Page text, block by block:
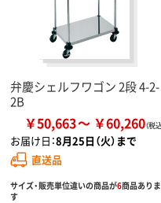
弁慶シェルフワゴン 2段 4-2-
2B
￥50,663 ￥60,260
お届け日：8月25日（火）まで
直送品
サイズ・販売単位違いの商品が6商品ありま
す